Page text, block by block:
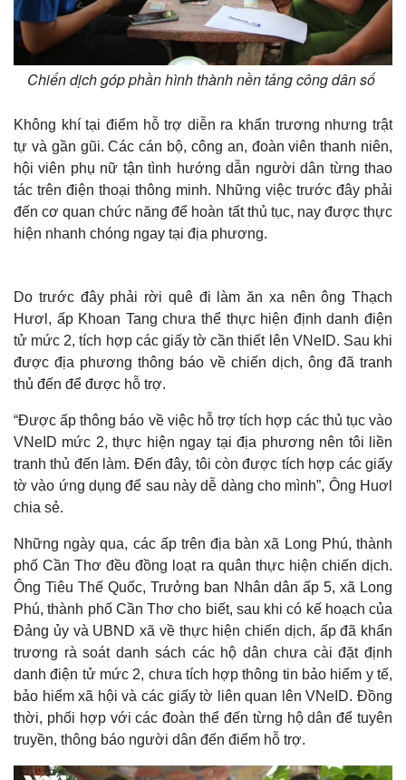
Thế giới
Quan sát
Cuộc sống đó đây
Hồ sơ
Multimedia
Video
Ảnh
E-Magazine
Infographic
Chiến dịch góp phần hình thành nền tảng công dân số
Không khí tại điểm hỗ trợ diễn ra khẩn trương nhưng trật
tự và gần gũi. Các cán bộ, công an, đoàn viên thanh niên,
hội viên phụ nữ tận tình hướng dẫn người dân từng thao
tác trên điện thoại thông minh. Những việc trước đây phải
đến cơ quan chức năng để hoàn tất thủ tục, nay được thực
hiện nhanh chóng ngay tại địa phương.
Do trước đây phải rời quê đi làm ăn xa nên ông Thạch
Hươl, ấp Khoan Tang chưa thể thực hiện định danh điện
tử mức 2, tích hợp các giấy tờ cần thiết lên VNeID. Sau khi
được địa phương thông báo về chiến dịch, ông đã tranh
thủ đến để được hỗ trợ.
“Được ấp thông báo về việc hỗ trợ tích hợp các thủ tục vào
VNeID mức 2, thực hiện ngay tại địa phương nên tôi liền
tranh thủ đến làm. Đến đây, tôi còn được tích hợp các giấy
tờ vào ứng dụng để sau này dễ dàng cho mình”, Ông Huơl
chia sẻ.
Những ngày qua, các ấp trên địa bàn xã Long Phú, thành
phố Cần Thơ đều đồng loạt ra quân thực hiện chiến dịch.
Ông Tiêu Thế Quốc, Trưởng ban Nhân dân ấp 5, xã Long
Phú, thành phố Cần Thơ cho biết, sau khi có kế hoạch của
Đảng ủy và UBND xã về thực hiện chiến dịch, ấp đã khẩn
trương rà soát danh sách các hộ dân chưa cài đặt định
danh điện tử mức 2, chưa tích hợp thông tin bảo hiểm y tế,
bảo hiểm xã hội và các giấy tờ liên quan lên VNeID. Đồng
thời, phối hợp với các đoàn thể đến từng hộ dân để tuyên
truyền, thông báo người dân đến điểm hỗ trợ.